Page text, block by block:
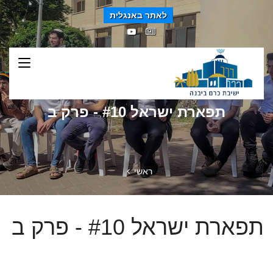
לאתר באנגלית
תפארת ישראל #10 - פרק ב
ראשי
תפארת ישראל #10 - פרק ב